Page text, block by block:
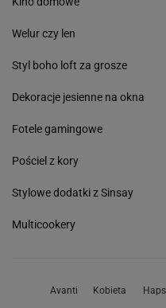
Welur czy len
Styl boho loft za grosze
Dekoracje jesienne na okna
Fotele gamingowe
Pościel z kory
Stylowe dodatki z Sinsay
Multicookery
Avanti Kobieta Haps